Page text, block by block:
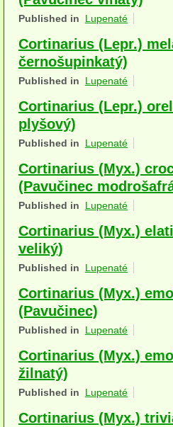
Houby (Fotogalerie)
podle typu plodnic
na dřevě
mykorhizni
fungikolní
koprofilní
muscikolni
herbikolní-dvouděložné
herbikolní-jednoděložné
herbikolní-kapraďorosty
Perithecia stromatická
Published in Lupenaté
Cortinarius (Lepr.)
černošupinkatý)
Published in Lupenaté
Cortinarius (Lepr.)
plyšový)
Published in Lupenaté
Cortinarius (Myx.)
(Pavučinec
Published in Lupenaté
Cortinarius (Myx.)
veliký)
Published in Lupenaté
Cortinarius (Myx.)
(Pavučinec)
Published in Lupenaté
Cortinarius (Myx.)
žilnatý)
Published in Lupenaté
Cortinarius (Myx.)